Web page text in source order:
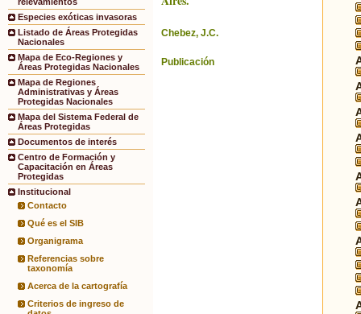
relevamientos
Especies exóticas invasoras
Listado de Áreas Protegidas
Nacionales
Mapa de Eco-Regiones y
Áreas Protegidas Nacionales
Mapa de Regiones
Administrativas y Áreas
Protegidas Nacionales
Mapa del Sistema Federal de
Áreas Protegidas
Documentos de interés
Centro de Formación y
Capacitación en Áreas
Protegidas
Institucional
Contacto
Qué es el SIB
Organigrama
Referencias sobre
taxonomía
Acerca de la cartografía
Criterios de ingreso de
Chebez, J.C.
Publicación